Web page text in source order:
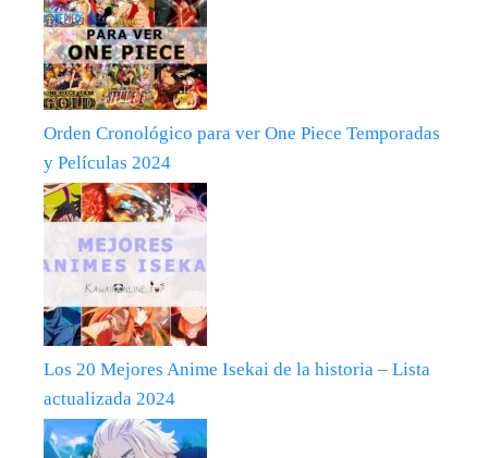
Orden Cronológico para ver One Piece Temporadas
y Películas 2024
Los 20 Mejores Anime Isekai de la historia – Lista
actualizada 2024